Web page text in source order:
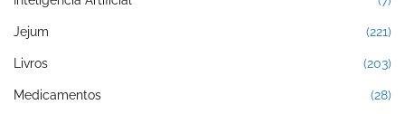
Jejum (221)
Livros (203)
Medicamentos (28)